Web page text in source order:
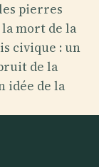
pierres
mort de la
civique : un
de la
idée de la